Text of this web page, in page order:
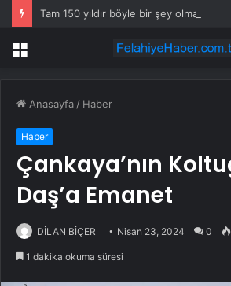
Menü
Anasayfa / Haber
Haber
Çankaya’nın
Daş’a Emanet
DİLAN BİÇER Nisan 23, 2024 0
1 dakika okuma süresi